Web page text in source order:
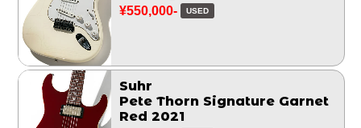
¥550,000- USED
Suhr
Pete Thorn Signature Garnet
Red 2021